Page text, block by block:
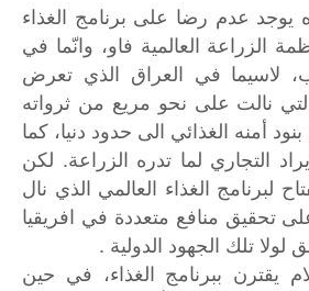
عدم رضا على برنامج الغذاء
الزراعة العالمية فاو، وانّما في
لاسيما في العراق الذي تعرض
نالت على نحو مريع من ثرواته
أمنه الغذائي الى حدود دنيا، كما
التجاري لما تدره الزراعة. لكن
لبرنامج الغذاء العالمي الذي نال
تحقيق منافع متعددة في افريقيا
تلك الجهود الدولية .
يقترن ببرنامج الغذاء، في حين